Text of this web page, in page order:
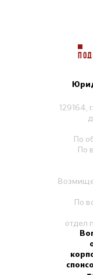
129164,
По
По
По
отдел